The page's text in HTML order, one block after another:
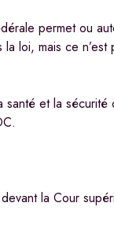
permet ou
loi, mais ce
et la
la Cour